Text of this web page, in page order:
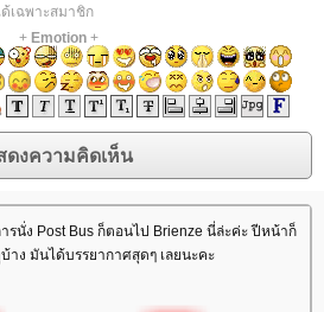
เฉพาะสมาชิก
+ Emotion+
รนั่ง Post Bus ก็ตอนไป Brienze นี่ล่ะค่ะ ปีหน้าก็
าง มันได้บรรยากาศสุดๆ เลยนะคะ